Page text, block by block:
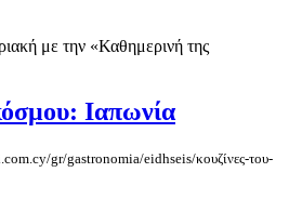
με την «Καθημερινή της
Ιαπωνία
gr/gastronomia/eidhseis/κουζίνες-του-